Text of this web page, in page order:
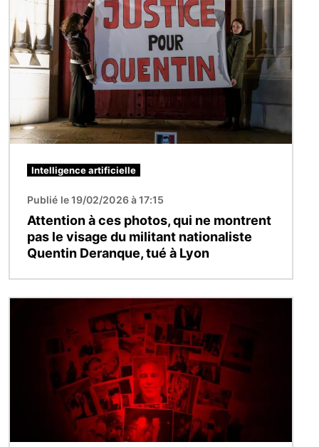
Image
Intelligence artificielle
Publié le 19/02/2026 à 17:15
Attention à ces photos, qui ne montrent
pas le visage du militant nationaliste
Quentin Deranque, tué à Lyon